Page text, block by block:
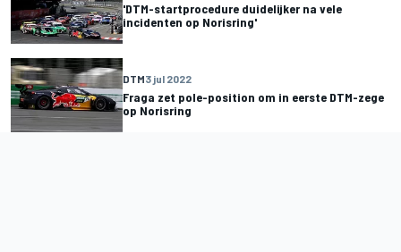
'DTM-startprocedure duidelijker na vele
incidenten op Norisring'
DTM3 jul 2022
Fraga zet pole-position om in eerste DTM-zege
op Norisring